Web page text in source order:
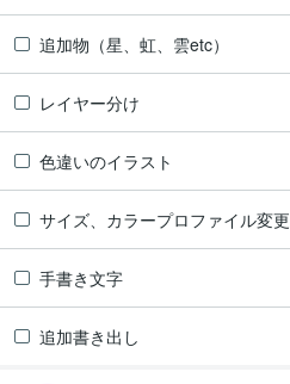
追加物（星、虹、雲etc）
レイヤー分け
色違いのイラスト
サイズ、カラープロファイル変更
手書き文字
追加書き出し